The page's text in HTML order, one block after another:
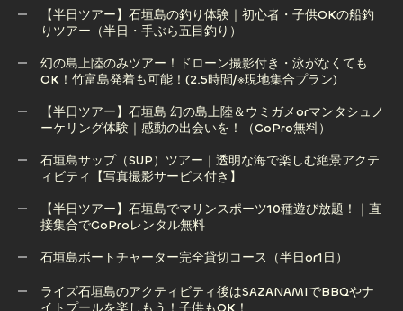
【半日ツアー】石垣島 青の洞窟＆ウミガメシュノーケリング
【半日ツアー】石垣島の釣り体験｜初心者・子供OKの船釣
りツアー（半日・手ぶら五目釣り）
【半日ツアー】石垣島の釣り体験｜初心者・子供OKの船釣
幻の島上陸のみツアー！ドローン撮影付き・泳がなくても
OK！竹富島発着も可能！(2.5時間/※現地集合プラン)
幻の島上陸のみツアー！ドローン撮影付き・泳がなくても
【半日ツアー】石垣島 幻の島上陸＆ウミガメorマンタシュノ
ーケリング体験｜感動の出会いを！（GoPro無料）
【半日ツアー】石垣島 幻の島上陸＆ウミガメorマンタシュノ
石垣島サップ（SUP）ツアー｜透明な海で楽しむ絶景アクテ
ィビティ【写真撮影サービス付き】
石垣島サップ（SUP）ツアー｜透明な海で楽しむ絶景アクテ
【半日ツアー】石垣島でマリンスポーツ10種遊び放題！｜直
接集合でGoProレンタル無料
接集合でGoProレンタル無料
石垣島ボートチャーター完全貸切コース（半日or1日）
石垣島ボートチャーター完全貸切コース（半日or1日）
ライズ石垣島のアクティビティ後はSAZANAMIでBBQやナ
イトプールを楽しもう！子供もOK！